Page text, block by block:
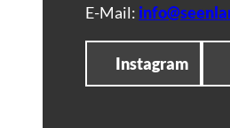
E-Mail:
Instagram